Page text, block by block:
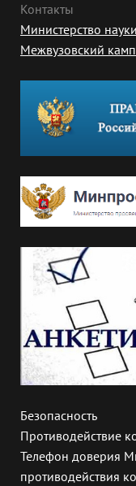
Контакты
Министерство
Межвузовский
Безопасность
Противодействие
Телефон доверия
противодействия